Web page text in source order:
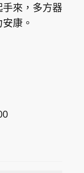
來，多方器
康。